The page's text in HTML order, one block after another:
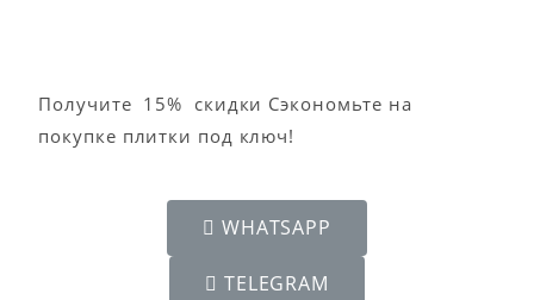
Получите 15% скидки Сэкономьте на
покупке плитки под ключ!
WHATSAPP
TELEGRAM